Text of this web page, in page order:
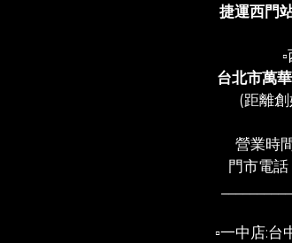
捷運西門
台北市萬
(距離
營業時
門市電
▫️一中店:台